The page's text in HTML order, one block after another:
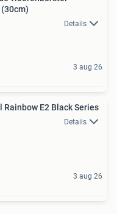
Details
3 aug 26
Rainbow E2 Black Series
Details
3 aug 26